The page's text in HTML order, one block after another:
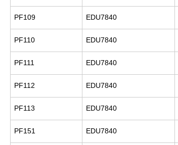
PF109 EDU7840
PF110 EDU7840
PF111 EDU7840
PF112 EDU7840
PF113 EDU7840
PF151 EDU7840